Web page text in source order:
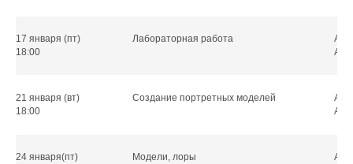
17 января (пт)
18:00
Лабораторная работа
21 января (вт)
18:00
Создание портретных моделей
24 января(пт)
Модели, лоры